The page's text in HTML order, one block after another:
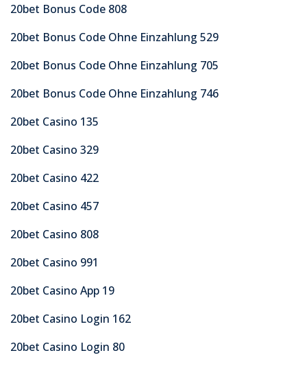
20bet Bonus Code 808
20bet Bonus Code Ohne Einzahlung 529
20bet Bonus Code Ohne Einzahlung 705
20bet Bonus Code Ohne Einzahlung 746
20bet Casino 135
20bet Casino 329
20bet Casino 422
20bet Casino 457
20bet Casino 808
20bet Casino 991
20bet Casino App 19
20bet Casino Login 162
20bet Casino Login 80